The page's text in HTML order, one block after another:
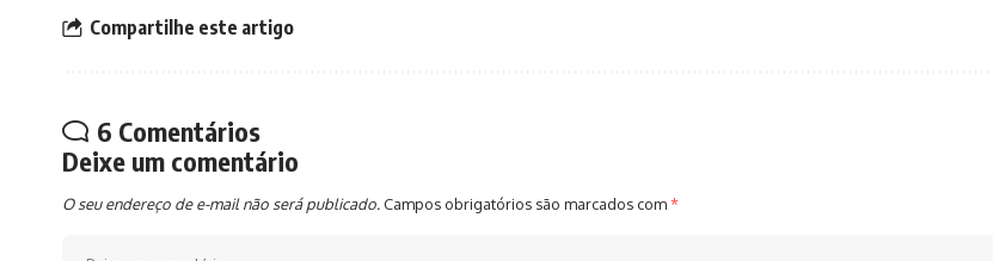
Compartilhe este artigo
6 Comentários
Deixe um comentário
O seu endereço de e-mail não será publicado. Campos obrigatórios são marcados com*